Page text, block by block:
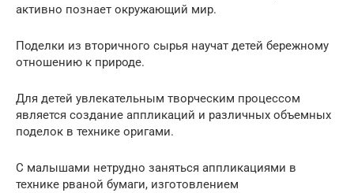
активно познает окружающий мир.
Поделки из вторичного сырья научат детей бережному
отношению к природе.
Для детей увлекательным творческим процессом
является создание аппликаций и различных объемных
поделок в технике оригами.
С малышами нетрудно заняться аппликациями в
технике рваной бумаги, изготовлением